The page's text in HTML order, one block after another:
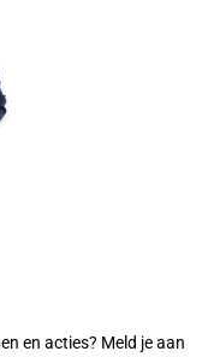
en acties? Meld je aan